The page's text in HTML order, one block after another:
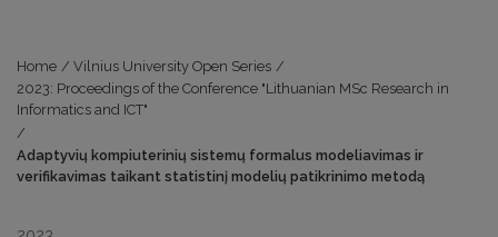
Home / Vilnius University Open Series /
2023: Proceedings of the Conference "Lithuanian MSc Research in
Informatics and ICT"
/
Adaptyvių kompiuterinių sistemų formalus modeliavimas ir
verifikavimas taikant statistinį modelių patikrinimo metodą